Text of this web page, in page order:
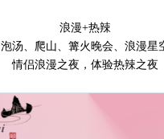
浪漫+热辣
泡汤、爬山、篝火晚会、浪漫星
情侣浪漫之夜，体验热辣之夜